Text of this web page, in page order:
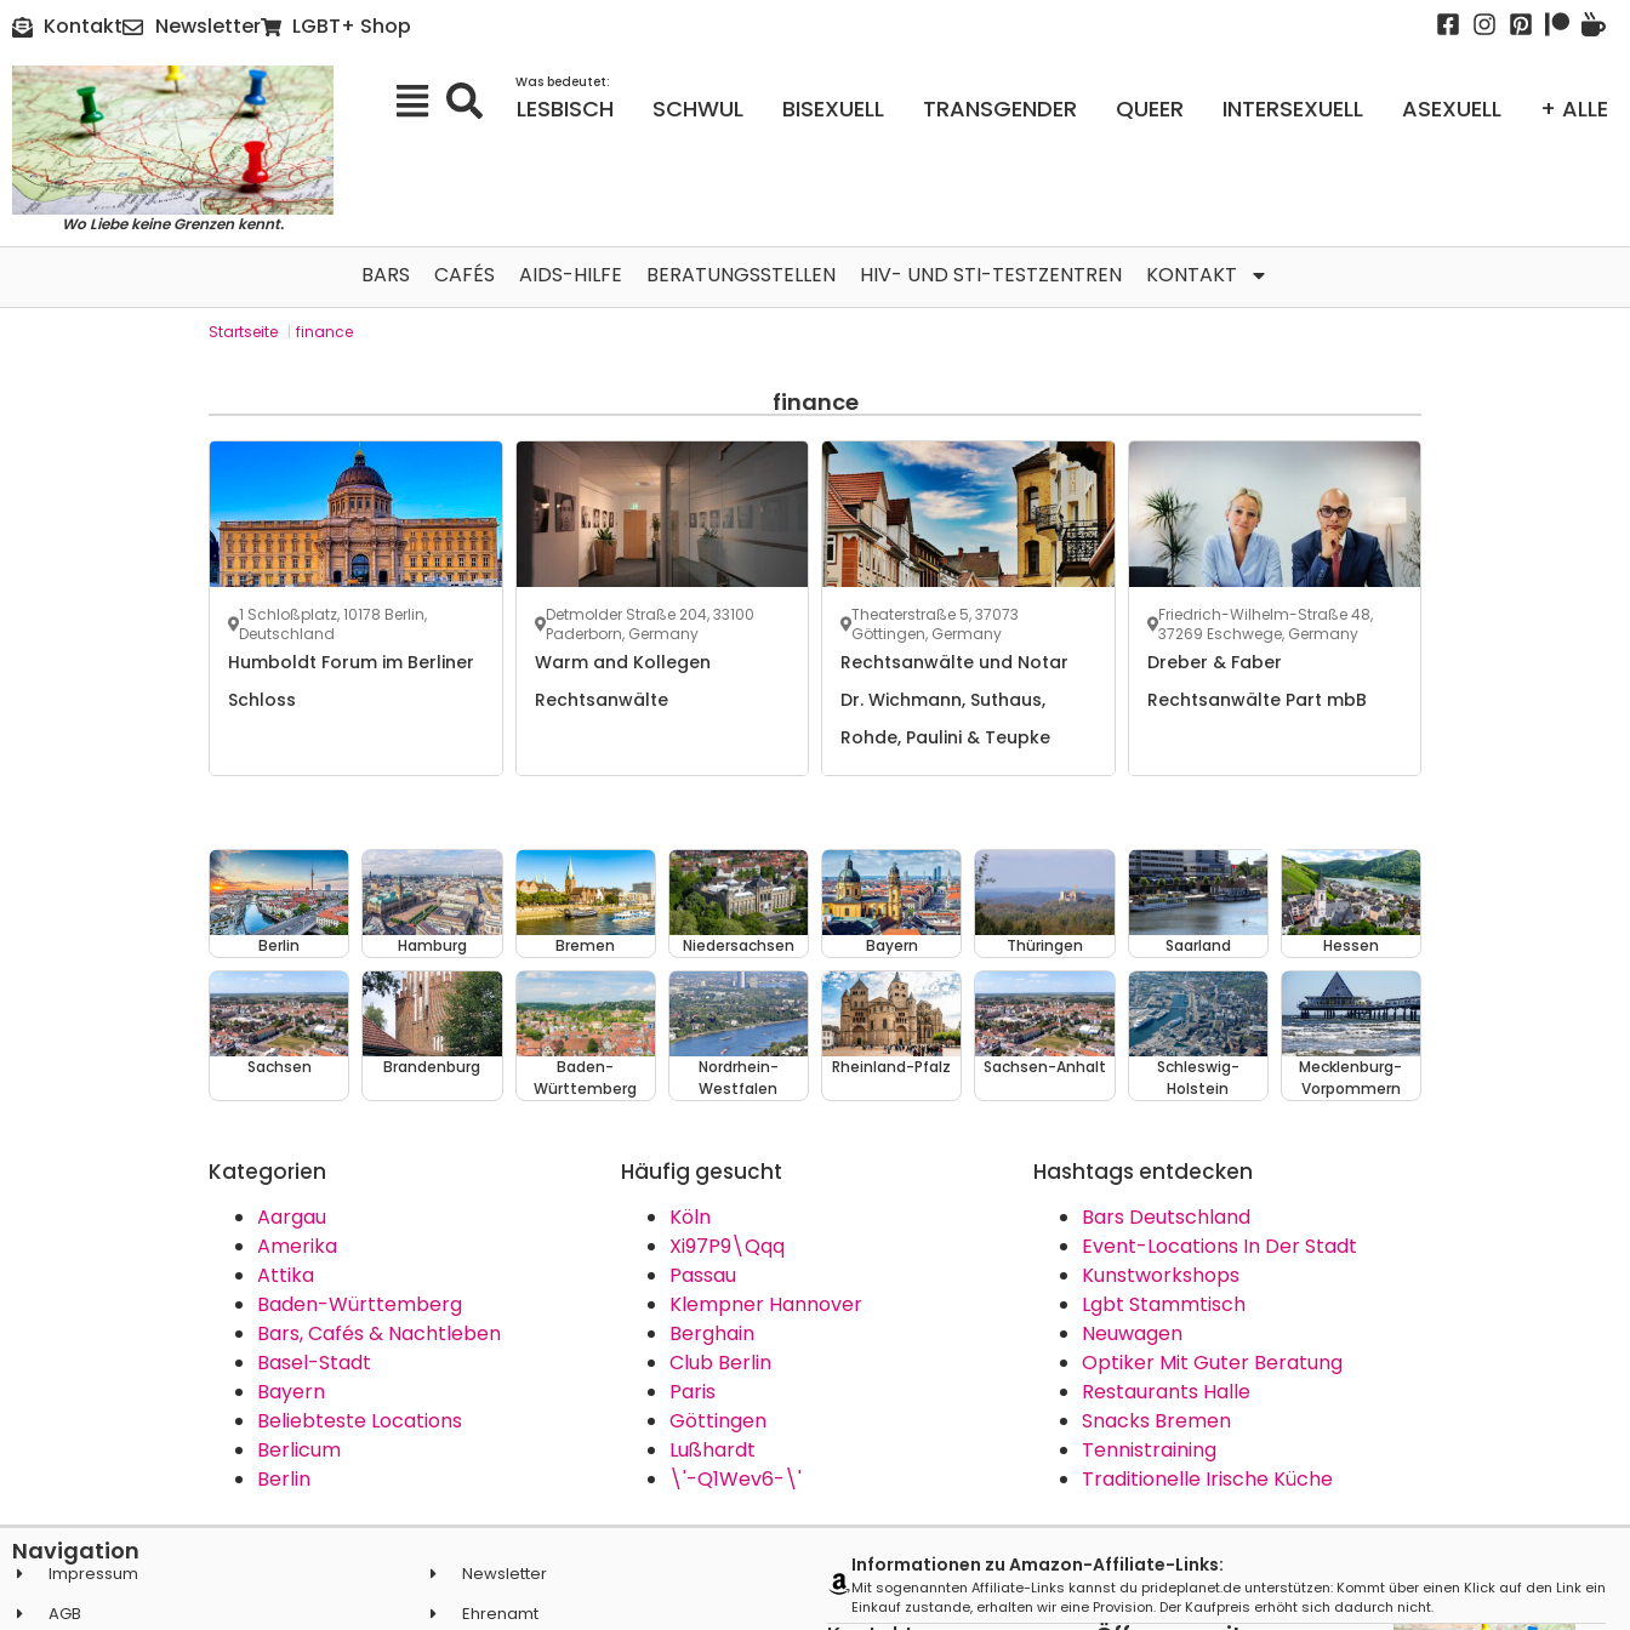
Kontakt Newsletter LGBT+ Shop
Wo Liebe keine Grenzen kennt.
Was bedeutet:
LESBISCH SCHWUL BISEXUELL TRANSGENDER QUEER INTERSEXUELL ASEXUELL + ALLE
BARS CAFÉS AIDS-HILFE BERATUNGSSTELLEN HIV- UND STI-TESTZENTREN KONTAKT
Startseite | finance
finance
1 Schloßplatz, 10178 Berlin,
Deutschland
Humboldt Forum im Berliner
Schloss
Detmolder Straße 204, 33100
Paderborn, Germany
Warm and Kollegen
Rechtsanwälte
Theaterstraße 5, 37073
Göttingen, Germany
Rechtsanwälte und Notar
Dr. Wichmann, Suthaus,
Rohde, Paulini & Teupke
Friedrich-Wilhelm-Straße 48,
37269 Eschwege, Germany
Dreber & Faber
Rechtsanwälte Part mbB
Berlin Hamburg Bremen Niedersachsen Bayern Thüringen Saarland Hessen
Sachsen Brandenburg
Baden-
Württemberg
Nordrhein-
Westfalen
Rheinland-Pfalz Sachsen-Anhalt
Schleswig-
Holstein
Mecklenburg-
Vorpommern
Kategorien
Aargau
Amerika
Attika
Baden-Württemberg
Bars, Cafés & Nachtleben
Basel-Stadt
Bayern
Beliebteste Locations
Berlicum
Berlin
Häufig gesucht
Köln
Xi97P9\Qqq
Passau
Klempner Hannover
Berghain
Club Berlin
Paris
Göttingen
Lußhardt
\'-Q1Wev6-\'
Hashtags entdecken
Bars Deutschland
Event-Locations In Der Stadt
Kunstworkshops
Lgbt Stammtisch
Neuwagen
Optiker Mit Guter Beratung
Restaurants Halle
Snacks Bremen
Tennistraining
Traditionelle Irische Küche
Navigation
Impressum
AGB
Newsletter
Ehrenamt
Informationen zu Amazon-Affiliate-Links:
Mit sogenannten Affiliate-Links kannst du prideplanet.de unterstützen: Kommt über einen Klick auf den Link ein
Einkauf zustande, erhalten wir eine Provision. Der Kaufpreis erhöht sich dadurch nicht.